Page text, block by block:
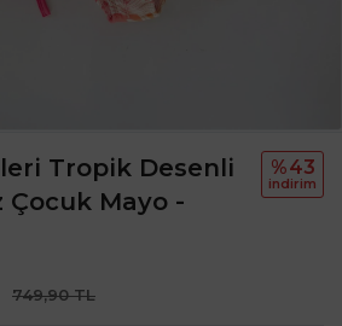
Tropik Desenli
Çocuk Mayo -
749,90 TL
%43
i̇ndi̇ri̇m